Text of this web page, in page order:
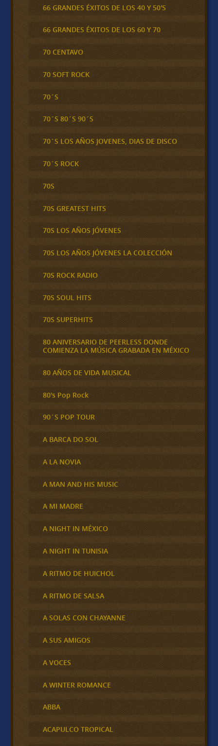
66 GRANDES ÉXITOS DE LOS 40 Y 50'S
66 GRANDES ÉXITOS DE LOS 60 Y 70
70 CENTAVO
70 SOFT ROCK
70´S
70´S 80´S 90´S
70´S LOS AÑOS JOVENES, DIAS DE DISCO
70´S ROCK
70S
70S GREATEST HITS
70S LOS AÑOS JÓVENES
70S LOS AÑOS JÓVENES LA COLECCIÓN
70S ROCK RADIO
70S SOUL HITS
70S SUPERHITS
80 ANIVERSARIO DE PEERLESS DONDE
COMIENZA LA MÚSICA GRABADA EN MÉXICO
80 AÑOS DE VIDA MUSICAL
80's Pop Rock
90´S POP TOUR
A BARCA DO SOL
A LA NOVIA
A MAN AND HIS MUSIC
A MI MADRE
A NIGHT IN MÉXICO
A NIGHT IN TUNISIA
A RITMO DE HUICHOL
A RITMO DE SALSA
A SOLAS CON CHAYANNE
A SUS AMIGOS
A VOCES
A WINTER ROMANCE
ABBA
ACAPULCO TROPICAL